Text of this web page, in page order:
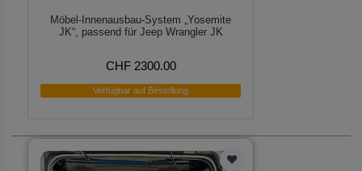
Möbel-Innenausbau-System „Yosemite
JK“, passend für Jeep Wrangler JK
CHF 2300.00
Verfügbar auf Bestellung